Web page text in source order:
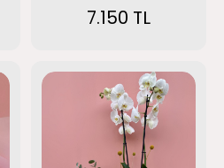
7.150 TL